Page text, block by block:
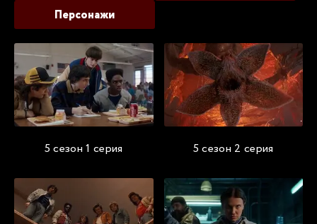
Персонажи
5 сезон 1 серия 5 сезон 2 серия